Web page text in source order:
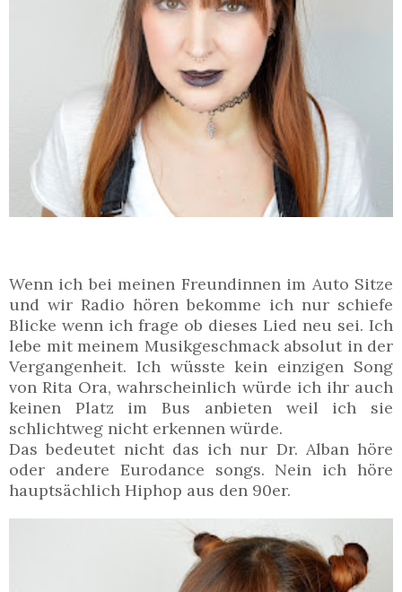
Wenn ich bei meinen Freundinnen im Auto Sitze
und wir Radio hören bekomme ich nur schiefe
Blicke wenn ich frage ob dieses Lied neu sei. Ich
lebe mit meinem Musikgeschmack absolut in der
Vergangenheit. Ich wüsste kein einzigen Song
von Rita Ora, wahrscheinlich würde ich ihr auch
keinen Platz im Bus anbieten weil ich sie
schlichtweg nicht erkennen würde.
Das bedeutet nicht das ich nur Dr. Alban höre
oder andere Eurodance songs. Nein ich höre
hauptsächlich Hiphop aus den 90er.